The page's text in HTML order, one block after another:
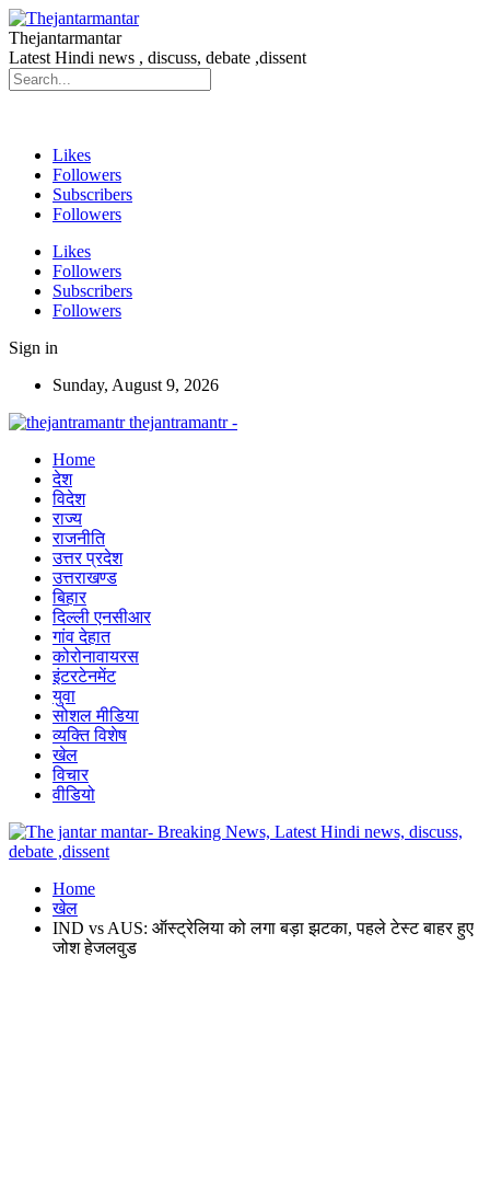
Thejantarmantar
Latest Hindi news , discuss, debate ,dissent
Likes
Followers
Subscribers
Followers
Likes
Followers
Subscribers
Followers
Sign in
Sunday, August 9, 2026
thejantramantr -
Home
देश
विदेश
राज्य
राजनीति
उत्तर प्रदेश
उत्तराखण्ड
बिहार
दिल्ली एनसीआर
गांव देहात
कोरोनावायरस
इंटरटेनमेंट
युवा
सोशल मीडिया
व्यक्ति विशेष
खेल
विचार
वीडियो
Home
खेल
IND vs AUS: ऑस्ट्रेलिया को लगा बड़ा झटका, पहले टेस्ट बाहर हुए
जोश हेजलवुड